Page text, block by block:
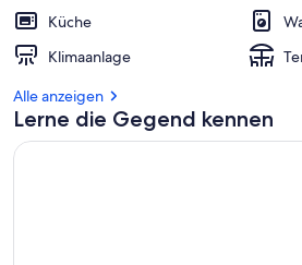
Küche
Klimaanlage
Alle anzeigen
Lerne die Gegend kennen